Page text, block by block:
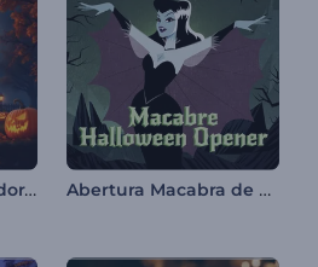
Animações Assustadoras de Halloween Abertura Macabra de Halloween